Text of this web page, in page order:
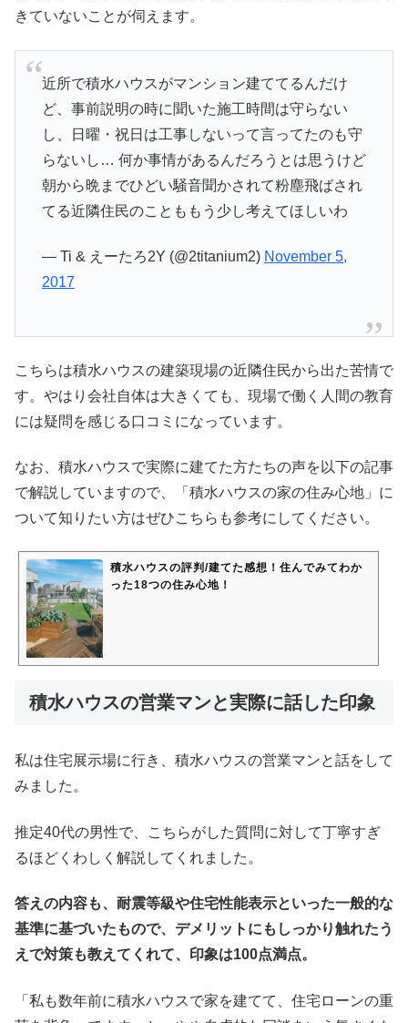
きていないことが伺えます。
近所で積水ハウスがマンション建ててるんだけ
ど、事前説明の時に聞いた施工時間は守らない
し、日曜・祝日は工事しないって言ってたのも守
らないし… 何か事情があるんだろうとは思うけど
朝から晩までひどい騒音聞かされて粉塵飛ばされ
てる近隣住民のことももう少し考えてほしいわ
— Ti & えーたろ2Y (@2titanium2) November 5,
2017
こちらは積水ハウスの建築現場の近隣住民から出た苦情で
す。やはり会社自体は大きくても、現場で働く人間の教育
には疑問を感じる口コミになっています。
なお、積水ハウスで実際に建てた方たちの声を以下の記事
で解説していますので、「積水ハウスの家の住み心地」に
ついて知りたい方はぜひこちらも参考にしてください。
積水ハウスの評判/建てた感想！住んでみてわか
った18つの住み心地！
積水ハウスの営業マンと実際に話した印象
私は住宅展示場に行き、積水ハウスの営業マンと話をして
みました。
推定40代の男性で、こちらがした質問に対して丁寧すぎ
るほどくわしく解説してくれました。
答えの内容も、耐震等級や住宅性能表示といった一般的な
基準に基づいたもので、デメリットにもしっかり触れたう
えで対策も教えてくれて、印象は100点満点。
「私も数年前に積水ハウスで家を建てて、住宅ローンの重